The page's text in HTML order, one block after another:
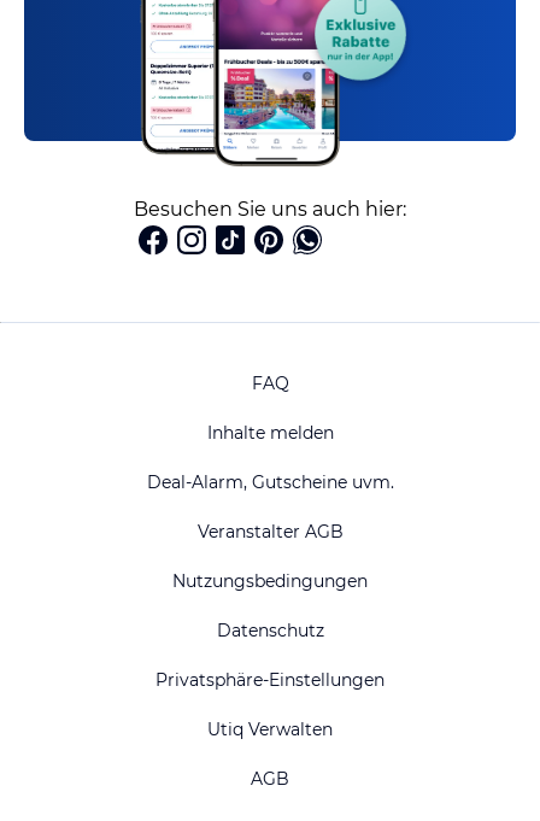
Besuchen Sie uns auch hier:
FAQ
Inhalte melden
Deal-Alarm, Gutscheine uvm.
Veranstalter AGB
Nutzungsbedingungen
Datenschutz
Privatsphäre-Einstellungen
Utiq Verwalten
AGB